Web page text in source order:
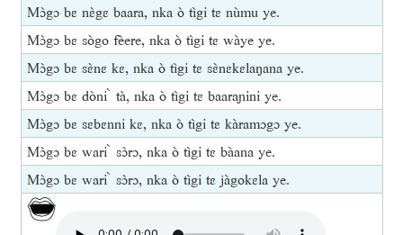
Mɔ̀gɔ bɛ nɛ̀gɛ baara, nka ò tìgi tɛ nùmu ye.
Mɔ̀gɔ bɛ sògo fèere, nka ò tìgi tɛ wàye ye.
Mɔ̀gɔ bɛ sɛ̀nɛ kɛ, nka ò tìgi tɛ sɛ̀nɛkɛlaŋana ye.
Mɔ̀gɔ bɛ dòni ̀ tà, nka ò tìgi tɛ baaraɲini ye.
Mɔ̀gɔ bɛ sɛbɛnni kɛ, nka ò tìgi tɛ kàramɔgɔ ye.
Mɔ̀gɔ bɛ wari ̀ sɔ̀rɔ, nka ò tìgi tɛ bàana ye.
Mɔ̀gɔ bɛ wari ̀ sɔ̀rɔ, nka ò tìgi tɛ jàgokɛla ye.